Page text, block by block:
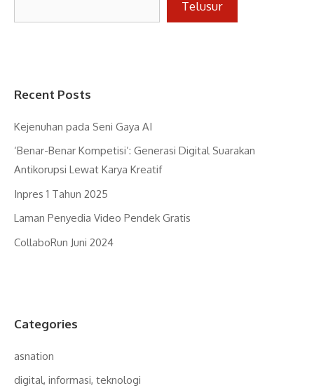
Telusur
Recent Posts
Kejenuhan pada Seni Gaya AI
‘Benar-Benar Kompetisi’: Generasi Digital Suarakan
Antikorupsi Lewat Karya Kreatif
Inpres 1 Tahun 2025
Laman Penyedia Video Pendek Gratis
CollaboRun Juni 2024
Categories
asnation
digital, informasi, teknologi